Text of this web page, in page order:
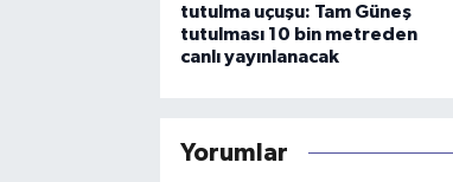
tutulma uçuşu: Tam Güneş
tutulması 10 bin metreden
canlı yayınlanacak
Yorumlar